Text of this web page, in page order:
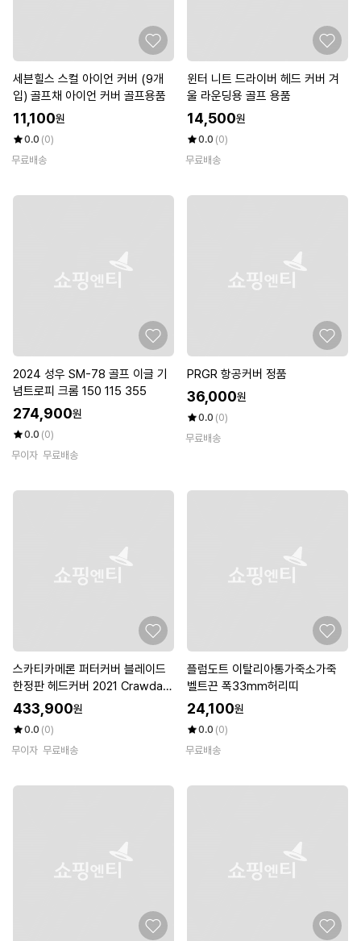
세븐힐스 스컬 아이언 커버 (9개
입) 골프채 아이언 커버 골프용품
11,100원
0.0 (0)
무료배송
윈터 니트 드라이버 헤드 커버 겨
울 라운딩용 골프 용품
14,500원
0.0 (0)
무료배송
2024 성우 SM-78 골프 이글 기
념트로피 크롬 150 115 355
274,900원
0.0 (0)
무이자 무료배송
PRGR 항공커버 정품
36,000원
0.0 (0)
무료배송
스카티카메론 퍼터커버 블레이드
한정판 헤드커버 2021 Crawdad
dy Scotty Cameron
433,900원
0.0 (0)
무이자 무료배송
플럼도트 이탈리아통가죽소가죽
벨트끈 폭33mm허리띠
24,100원
0.0 (0)
무료배송